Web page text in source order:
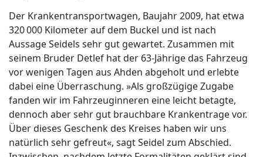
Der Krankentransportwagen, Baujahr 2009, hat etwa
320 000 Kilometer auf dem Buckel und ist nach
Aussage Seidels sehr gut gewartet. Zusammen mit
seinem Bruder Detlef hat der 63-Jährige das Fahrzeug
vor wenigen Tagen aus Ahden abgeholt und erlebte
dabei eine Überraschung. »Als großzügige Zugabe
fanden wir im Fahrzeuginneren eine leicht betagte,
dennoch aber sehr gut brauchbare Krankentrage vor.
Über dieses Geschenk des Kreises haben wir uns
natürlich sehr gefreut«, sagt Seidel zum Abschied.